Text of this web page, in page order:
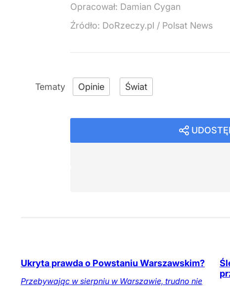
Opracował: Damian Cygan
Źródło: DoRzeczy.pl / Polsat News
Opinie Świat
Ukryta prawda o Powstaniu Warszawskim?
Przebywając w sierpniu w Warszawie, trudno nie